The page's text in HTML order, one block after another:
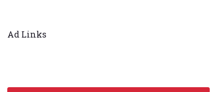
Ad Links